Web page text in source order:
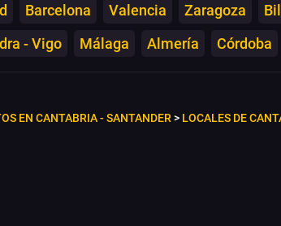
Barcelona Valencia Zaragoza
- Vigo
Málaga Almería Córdoba
EN CANTABRIA - SANTANDER> LOCALES DE